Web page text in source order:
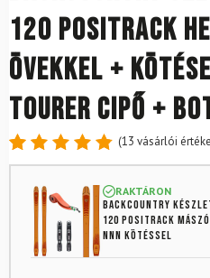
120 Positrack
övekkel +
Tourer cipő +
Értékelés
5-ből,
13
értékelés
alapján
(13 vásárlói
RAKTÁRON
Backcountry készlet
120 Positrack
NNN kötéssel